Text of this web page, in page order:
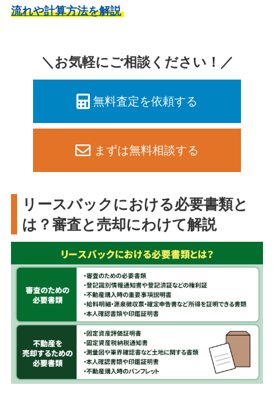
流れや計算方法を解説
＼お気軽にご相談ください！／
無料査定を依頼する
まずは無料相談する
リースバックにおける必要書類と
は？審査と売却にわけて解説